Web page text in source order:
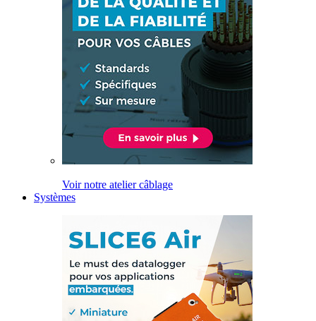
Voir notre atelier câblage
Systèmes